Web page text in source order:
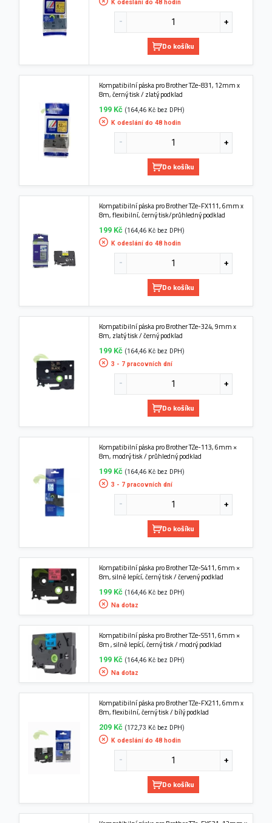
K odeslání do 48 hodin
Do košíku
Kompatibilní páska pro Brother TZe-831, 12mm x
8m, černý tisk / zlatý podklad
199 Kč (164,46 Kč bez DPH)
K odeslání do 48 hodin
Do košíku
Kompatibilní páska pro Brother TZe-FX111, 6mm x
8m, flexibilní, černý tisk/průhledný podklad
199 Kč (164,46 Kč bez DPH)
K odeslání do 48 hodin
Do košíku
Kompatibilní páska pro Brother TZe-324, 9mm x
8m, zlatý tisk / černý podklad
199 Kč (164,46 Kč bez DPH)
3 - 7 pracovních dní
Do košíku
Kompatibilní páska pro Brother TZe-113, 6mm ×
8m, modrý tisk / průhledný podklad
199 Kč (164,46 Kč bez DPH)
3 - 7 pracovních dní
Do košíku
Kompatibilní páska pro Brother TZe-S411, 6mm ×
8m, silně lepící, černý tisk / červený podklad
199 Kč (164,46 Kč bez DPH)
Na dotaz
Kompatibilní páska pro Brother TZe-S511, 6mm ×
8m , silně lepící, černý tisk / modrý podklad
199 Kč (164,46 Kč bez DPH)
Na dotaz
Kompatibilní páska pro Brother TZe-FX211, 6mm x
8m, flexibilní, černý tisk / bílý podklad
209 Kč (172,73 Kč bez DPH)
K odeslání do 48 hodin
Do košíku